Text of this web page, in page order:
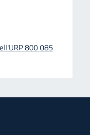
800 085